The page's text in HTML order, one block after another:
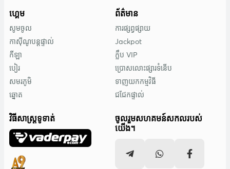
ហ្គេម
សូមចូល
កាស៊ីណូបន្តផ្ទាល់
កីឡា
បៀរ
សមរភូមិ
ឆ្នោត
ព័ត៌មាន
ការផ្សព្វផ្សាយ
Jackpot
ក្លឹប VIP
ប្រោសលោះផ្សារទំនើប
ទាញយកកម្មវិធី
ជជែកផ្ទាល់
វិធីសាស្រ្តទូទាត់
ចូលរួមសហគមន៍សកលរបស់
យើង។